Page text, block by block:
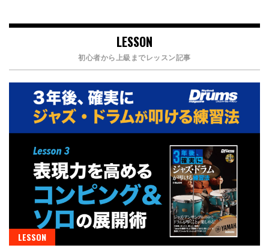
LESSON
初心者から上級までレッスン記事
LESSON